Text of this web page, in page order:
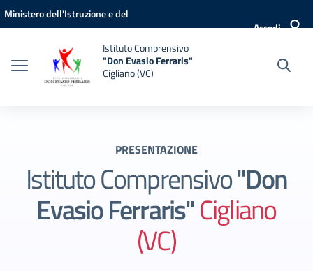
Vai ai contenuti
Vai al menu di navigazione
Vai al footer
Ministero dell'Istruzione e del
Accedi
Istituto Comprensivo
"Don Evasio Ferraris"
Cigliano (VC)
PRESENTAZIONE
Istituto Comprensivo"Don
Evasio Ferraris"Cigliano
(VC)